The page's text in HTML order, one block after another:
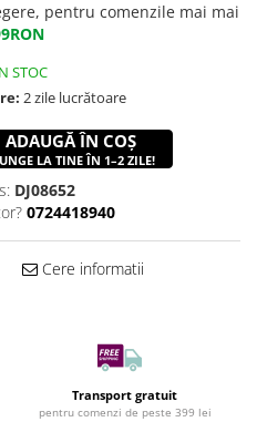
pentru comenzile mai mai
STOC
2 zile lucrătoare
ADAUGĂ ÎN COȘ
LA TINE ÎN 1–2 ZILE!
DJ08652
0724418940
Cere informatii
Transport gratuit
pentru comenzi de peste 399 lei